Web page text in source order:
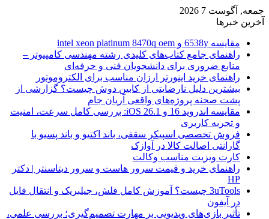
جمعه, آگوست 7 2026
آخرین خبرها
مقایسه 6538y و intel xeon platinum 8470q oem
راهنمای جامع کتاب‌های کلیدی رشته مهندسی کامپیوتر –
منابع ضروری برای دانشجویان فنی و حرفه‌ای
راهنمای خرید اینورتر ارزان مناسب برای الکتروموتور
بیشترین دلیل نارضایتی از کابین دوش چیست؟ گزارشی از
پشت صحنه پروژه‌های واقعی آریان جام
مقایسه اندروید 16 و iOS 26.1: بررسی کامل سرعت، امنیت
و تجربه کاربری
فروش تخصصی اسپیکر سقفی، باند اکتیو و باند پسیو با
گارانتی اصالت کالا در آوازک
کارت ویزیت مناسب وکالت
راهنمای خرید و قیمت سرور هاست و سرور دیتاسنتر | دکتر
HP
3uTools چیست؟ آموزش کامل فلش، جیلبریک و انتقال فایل
در آیفون
تأثیر بازی‌های ویدیویی بر مهارت تصمیم‌گیری؛ بررسی علمی،